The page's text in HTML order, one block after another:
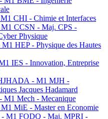
CHI - Chimie et Interfaces
CCSN - Maj. CPS -
Physique
HEP - Physique des Hautes
IES - Innovation, Entreprise
- M1 MJH -
Jacques Hadamard
M1 Mech - Mecanique
MiE - Master en Economie
M1 FODQ - Maj. MPRI -